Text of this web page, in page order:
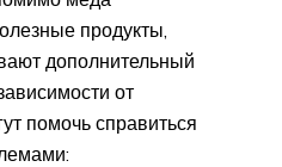
продукты,
дополнительный
от
помочь справиться